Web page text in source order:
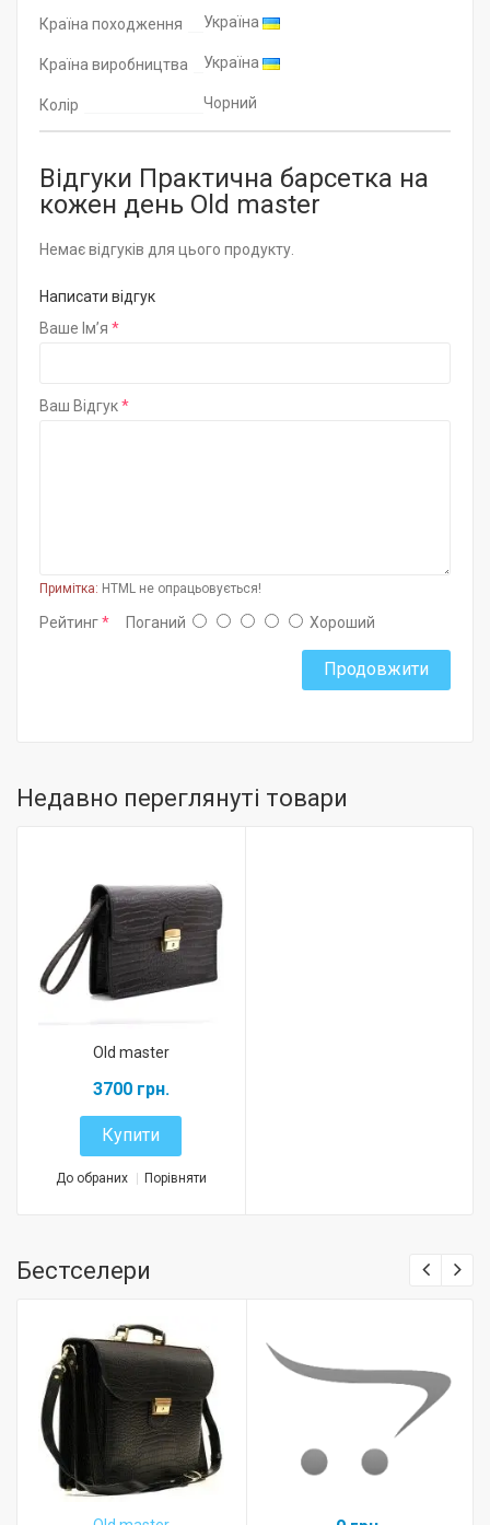
Країна походження Україна
Країна виробництва Україна
Колір Чорний
Відгуки Практична барсетка на
кожен день Old master
Немає відгуків для цього продукту.
Написати відгук
Ваше Ім’я
Ваш Відгук
Примітка: HTML не опрацьовується!
Рейтинг Поганий Хороший
Продовжити
Недавно переглянуті товари
Old master
3700 грн.
Купити
До обраних Порівняти
Бестселери